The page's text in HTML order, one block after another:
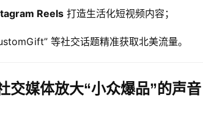
Reels 打造生活化短视频内容；
等社交话题精准获取北美流量。
交媒体放大“小众爆品”的声音